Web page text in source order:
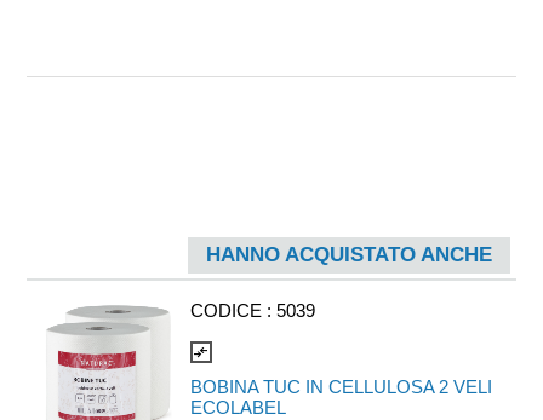
HANNO ACQUISTATO ANCHE
CODICE : 5039
compare_arrows
BOBINA TUC IN CELLULOSA 2 VELI
ECOLABEL